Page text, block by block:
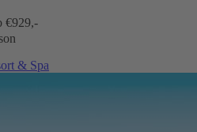
€929,-
& Spa